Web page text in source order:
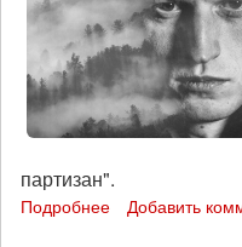
партизан".
Подробнее Добавить